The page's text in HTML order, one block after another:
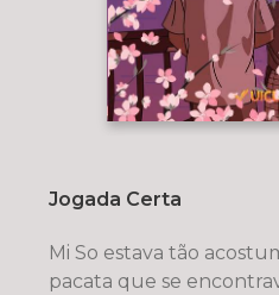
Jogada Certa
Mi So estava tão
pacata que se